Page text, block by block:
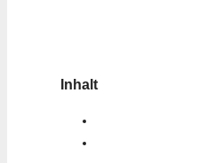
Inhalt